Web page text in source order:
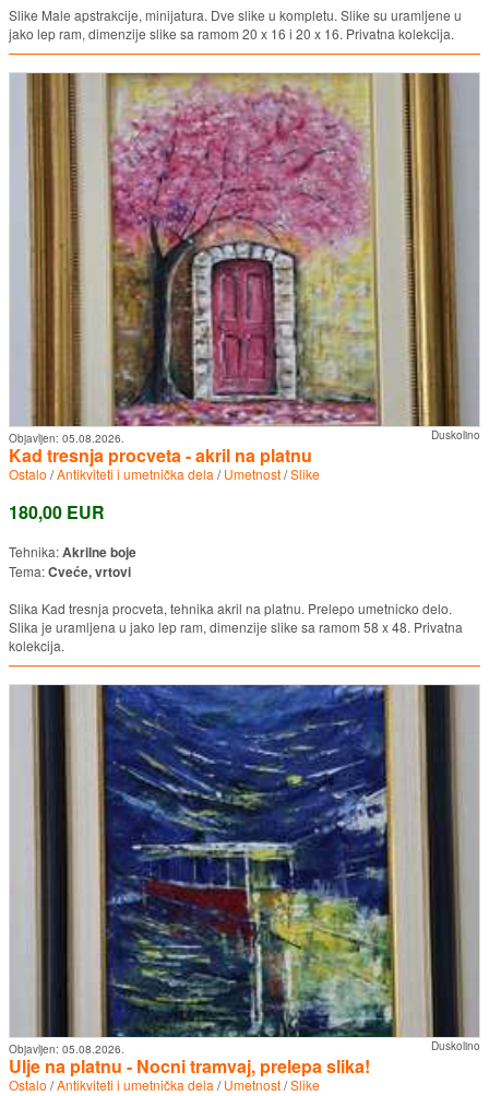
Slike Male apstrakcije, minijatura. Dve slike u kompletu. Slike su uramljene u
jako lep ram, dimenzije slike sa ramom 20 x 16 i 20 x 16. Privatna kolekcija.
Duskolino
Objavljen: 05.08.2026.
Kad tresnja procveta - akril na platnu
Ostalo /Antikviteti i umetnička dela /Umetnost/Slike
180,00 EUR
Tehnika:Akrilne boje
Tema:Cveće, vrtovi
Slika Kad tresnja procveta, tehnika akril na platnu. Prelepo umetnicko delo.
Slika je uramljena u jako lep ram, dimenzije slike sa ramom 58 x 48. Privatna
kolekcija.
Duskolino
Objavljen: 05.08.2026.
Ulje na platnu - Nocni tramvaj, prelepa slika!
Ostalo /Antikviteti i umetnička dela /Umetnost/Slike